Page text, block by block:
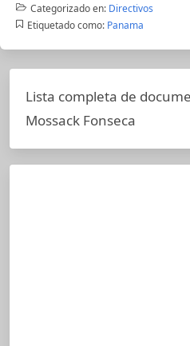
Categorizado en: Directivos
Etiquetado como: Panama
Lista completa de
Mossack Fonseca